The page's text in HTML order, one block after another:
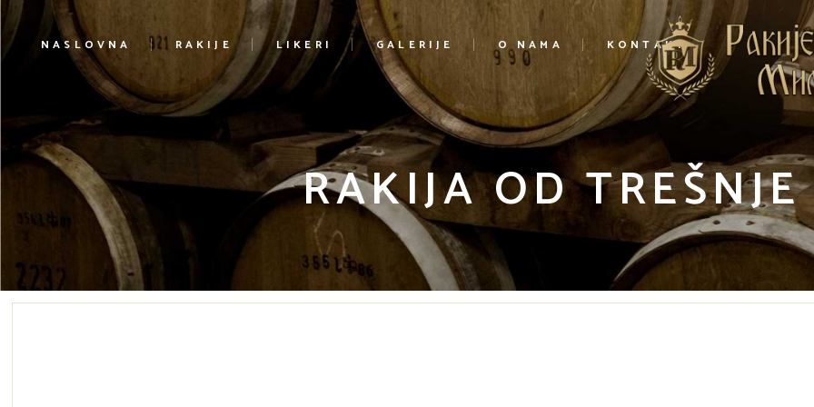
NASLOVNA RAKIJE LIKERI GALERIJE O NAMA KONTAKT
RAKIJA OD